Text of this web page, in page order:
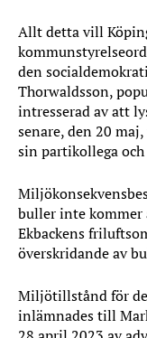
Allt detta vill
den
Thorwaldsson,
intresserad av att
senare, den 20
sin partikollega
buller inte kommer
Ekbackens
överskridande av
Miljötillstånd för
inlämnades till